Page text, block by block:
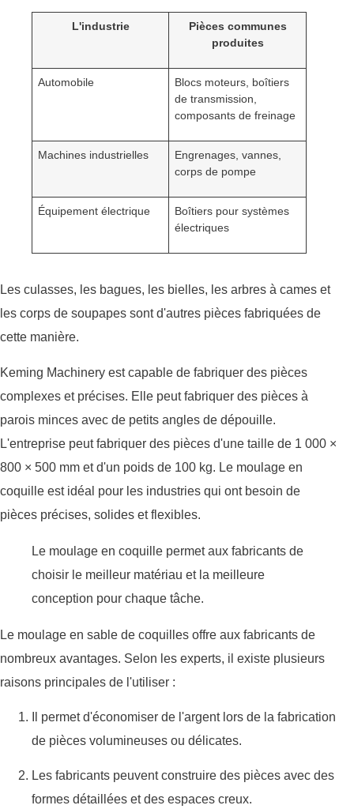
L'industrie
Pièces communes
produites
Automobile
Blocs moteurs, boîtiers
de transmission,
composants de freinage
Machines industrielles
Engrenages, vannes,
corps de pompe
Équipement électrique
Boîtiers pour systèmes
électriques
Les culasses, les bagues, les bielles, les arbres à cames et
les corps de soupapes sont d'autres pièces fabriquées de
cette manière.
Keming Machinery est capable de fabriquer des pièces
complexes et précises. Elle peut fabriquer des pièces à
parois minces avec de petits angles de dépouille.
L'entreprise peut fabriquer des pièces d'une taille de 1 000 ×
800 × 500 mm et d'un poids de 100 kg. Le moulage en
coquille est idéal pour les industries qui ont besoin de
pièces précises, solides et flexibles.
Le moulage en coquille permet aux fabricants de
choisir le meilleur matériau et la meilleure
conception pour chaque tâche.
Le moulage en sable de coquilles offre aux fabricants de
nombreux avantages. Selon les experts, il existe plusieurs
raisons principales de l'utiliser :
Il permet d'économiser de l'argent lors de la fabrication
de pièces volumineuses ou délicates.
Les fabricants peuvent construire des pièces avec des
formes détaillées et des espaces creux.